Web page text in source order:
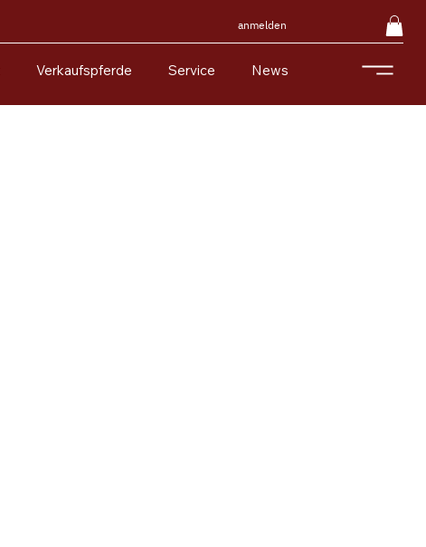
anmelden
Verkaufspferde Service News